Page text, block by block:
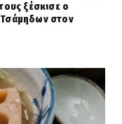
ξέσκισε ο
στον